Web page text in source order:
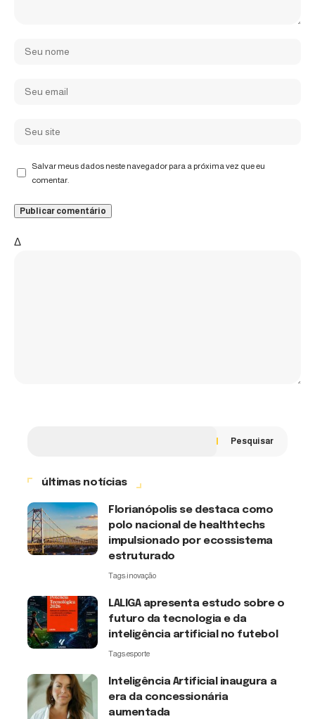
Salvar meus dados neste navegador para a próxima vez que eu
comentar.
Δ
Pesquisar
últimas notícias
Florianópolis se destaca como
polo nacional de healthtechs
impulsionado por ecossistema
estruturado
Tags:inovação
LALIGA apresenta estudo sobre o
futuro da tecnologia e da
inteligência artificial no futebol
Tags:esporte
Inteligência Artificial inaugura a
era da concessionária
aumentada